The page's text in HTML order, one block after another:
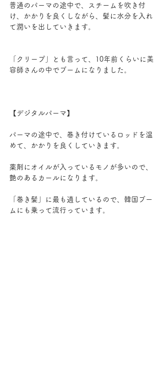
普通のパーマの途中で、スチームを吹き付
け、かかりを良くしながら、髪に水分を入れ
て潤いを出していきます。
「クリープ」とも言って、10年前くらいに美
容師さんの中でブームになりました。
【デジタルパーマ】
パーマの途中で、巻き付けているロッドを温
めて、かかりを良くしていきます。
薬剤にオイルが入っているモノが多いので、
艶のあるカールになります。
「巻き髪」に最も適しているので、韓国ブー
ムにも乗って流行っています。